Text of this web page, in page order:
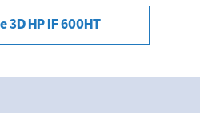
3D HP IF 600HT